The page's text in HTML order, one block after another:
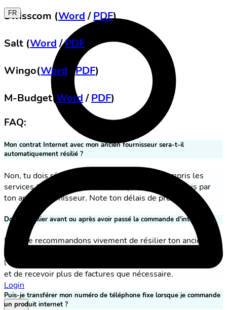
FR
Login
Swisscom (Word/PDF)
Salt (Word/PDF
Wingo(Word /PDF)
M-Budget( Word/PDF)
FAQ:
Mon contrat Internet avec mon ancien fournisseur sera-t-il
automatiquement résilié ?
Non, tu dois résilier toi-même le contrat, y compris les
services (par ex. Internet, TV, téléphonie fixe) fournis par
ton ancien fournisseur. Note ton délais de préavis ici.
Dois-je résilier avant ou après avoir passé la commande d'internet ?
Nous te recommandons vivement de résilier ton ancien
contrat internet avant de commander chez nous. Si tu ne
l'as pas fait, fais-le immédiatement pour éviter les retards
et de recevoir plus de factures que nécessaire.
Puis-je transférer mon numéro de téléphone fixe lorsque je commande
un produit internet ?